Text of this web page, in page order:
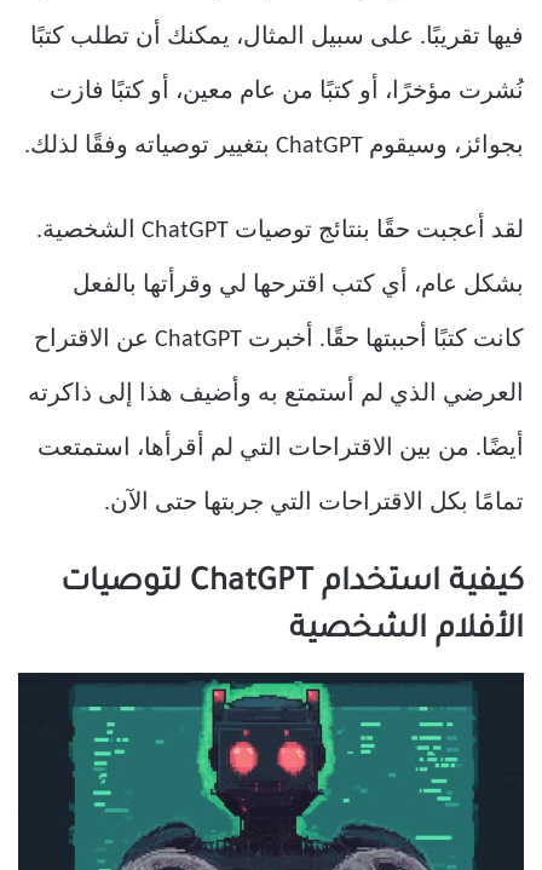
فيها تقريبًا. على سبيل المثال، يمكنك أن تطلب كتبًا
نُشرت مؤخرًا، أو كتبًا من عام معين، أو كتبًا فازت
بجوائز، وسيقوم ChatGPT بتغيير توصياته وفقًا لذلك.
لقد أعجبت حقًا بنتائج توصيات ChatGPT الشخصية.
بشكل عام، أي كتب اقترحها لي وقرأتها بالفعل
كانت كتبًا أحببتها حقًا. أخبرت ChatGPT عن الاقتراح
العرضي الذي لم أستمتع به وأضيف هذا إلى ذاكرته
أيضًا. من بين الاقتراحات التي لم أقرأها، استمتعت
تمامًا بكل الاقتراحات التي جربتها حتى الآن.
كيفية استخدام ChatGPT لتوصيات
الأفلام الشخصية